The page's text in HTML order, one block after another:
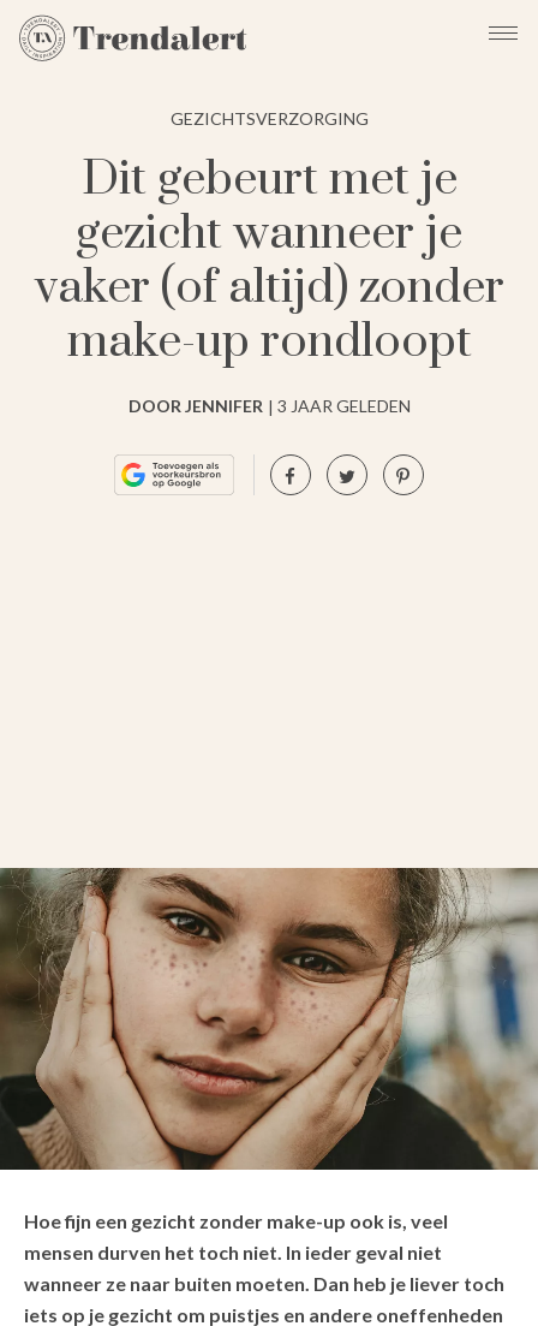
GEZICHTSVERZORGING
Dit gebeurt met je
gezicht wanneer je
vaker (of altijd) zonder
make-up rondloopt
DOOR JENNIFER 3 JAAR GELEDEN
Hoe fijn een gezicht zonder make-up ook is, veel
mensen durven het toch niet. In ieder geval niet
wanneer ze naar buiten moeten. Dan heb je liever toch
iets op je gezicht om puistjes en andere oneffenheden